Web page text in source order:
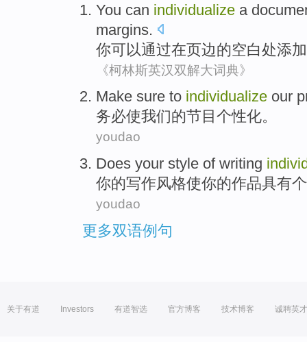
You can individualize a
margins.
你可以通过在页边的空白处添加
《柯林斯英汉双解大词典》
Make sure to individualize our
务必使我们的节目个性化。
youdao
Does your style of writing
你的写作风格使你的作品具有
youdao
更多双语例句
关于有道 Investors 有道智选 官方博客 技术博客 诚聘英才